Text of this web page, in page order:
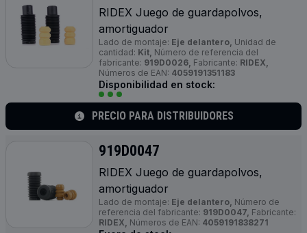
RIDEX Juego de guardapolvos,
amortiguador
Lado de montaje: Eje delantero, Unidad de
cantidad: Kit, Número de referencia del
fabricante: 919D0026, Fabricante: RIDEX,
Números de EAN: 4059191351183
Disponibilidad en stock:
PRECIO PARA DISTRIBUIDORES
919D0047
RIDEX Juego de guardapolvos,
amortiguador
Lado de montaje: Eje delantero, Número de
referencia del fabricante: 919D0047, Fabricante:
RIDEX, Números de EAN: 4059191838271